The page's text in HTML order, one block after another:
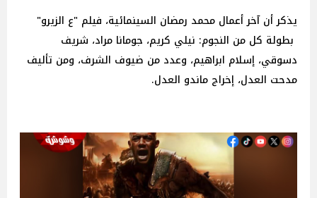
يذكر أن آخر أعمال محمد رمضان السينمائية، فيلم "ع الزيرو"
بطولة كل من النجوم: نيلي كريم، جومانا مراد، شريف
دسوقي، إسلام ابراهيم، وعدد من ضيوف الشرف، ومن تأليف
مدحت العدل، إخراج ماندو العدل.